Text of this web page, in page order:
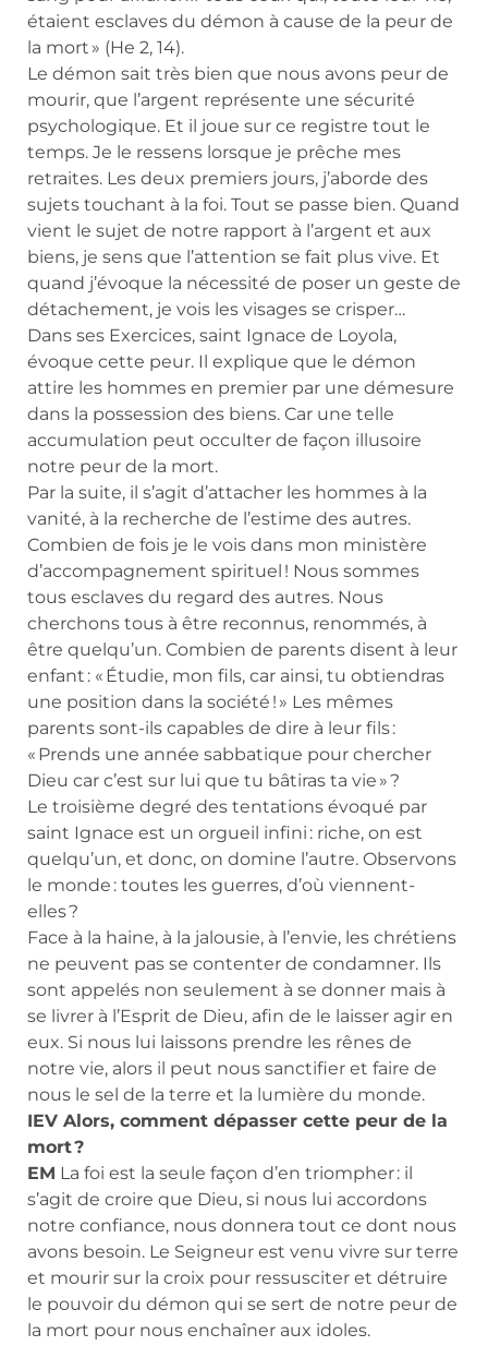
étaient esclaves du démon à cause de la peur de
la mort » (He 2, 14).
Le démon sait très bien que nous avons peur de
mourir, que l’argent représente une sécurité
psychologique. Et il joue sur ce registre tout le
temps. Je le ressens lorsque je prêche mes
retraites. Les deux premiers jours, j’aborde des
sujets touchant à la foi. Tout se passe bien. Quand
vient le sujet de notre rapport à l’argent et aux
biens, je sens que l’attention se fait plus vive. Et
quand j’évoque la nécessité de poser un geste de
détachement, je vois les visages se crisper…
Dans ses Exercices, saint Ignace de Loyola,
évoque cette peur. Il explique que le démon
attire les hommes en premier par une démesure
dans la possession des biens. Car une telle
accumulation peut occulter de façon illusoire
notre peur de la mort.
Par la suite, il s’agit d’attacher les hommes à la
vanité, à la recherche de l’estime des autres.
Combien de fois je le vois dans mon ministère
d’accompagnement spirituel ! Nous sommes
tous esclaves du regard des autres. Nous
cherchons tous à être reconnus, renommés, à
être quelqu’un. Combien de parents disent à leur
enfant : « Étudie, mon fils, car ainsi, tu obtiendras
une position dans la société ! » Les mêmes
parents sont-ils capables de dire à leur fils :
« Prends une année sabbatique pour chercher
Dieu car c’est sur lui que tu bâtiras ta vie » ?
Le troisième degré des tentations évoqué par
saint Ignace est un orgueil infini : riche, on est
quelqu’un, et donc, on domine l’autre. Observons
le monde : toutes les guerres, d’où viennent-
elles ?
Face à la haine, à la jalousie, à l’envie, les chrétiens
ne peuvent pas se contenter de condamner. Ils
sont appelés non seulement à se donner mais à
se livrer à l’Esprit de Dieu, afin de le laisser agir en
eux. Si nous lui laissons prendre les rênes de
notre vie, alors il peut nous sanctifier et faire de
nous le sel de la terre et la lumière du monde.
IEV Alors, comment dépasser cette peur de la
mort ?
EM La foi est la seule façon d’en triompher : il
s’agit de croire que Dieu, si nous lui accordons
notre confiance, nous donnera tout ce dont nous
avons besoin. Le Seigneur est venu vivre sur terre
et mourir sur la croix pour ressusciter et détruire
le pouvoir du démon qui se sert de notre peur de
la mort pour nous enchaîner aux idoles.